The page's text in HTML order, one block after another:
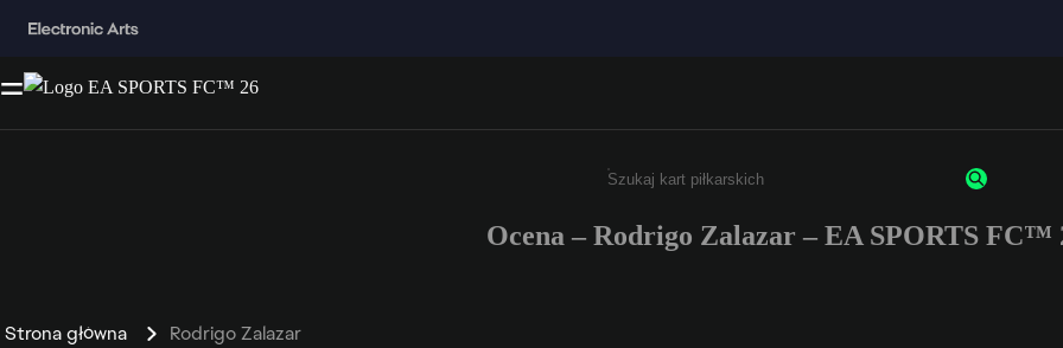
Wpisz co najmniej 3 znaki lub cyfry.
Ocena – Rodrigo Zalazar – EA SPORTS FC™
Strona główna Rodrigo Zalazar